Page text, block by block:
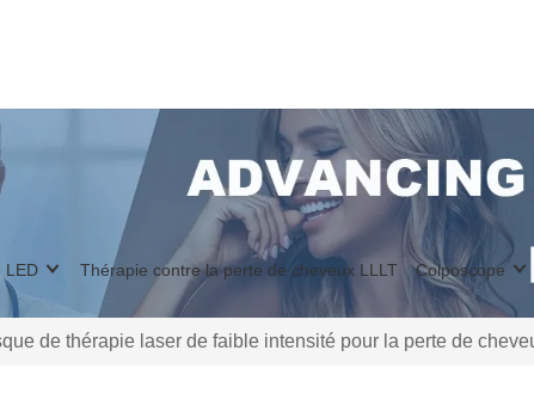
LED Thérapie contre la perte de cheveux LLLT Colposcope
de thérapie laser de faible intensité pour la perte de